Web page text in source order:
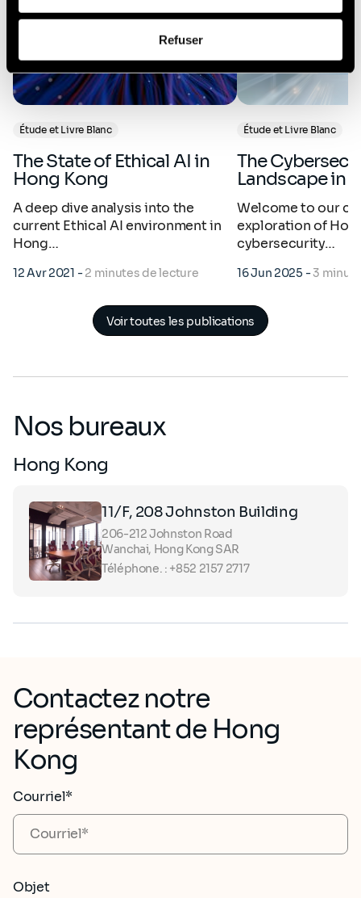
vous pouvez nous contacter et comment nous traitons
Politique de protection des données à caractère
personnel.
Refuser
Étude et Livre Blanc
The State of Ethical AI in
Hong Kong
A deep dive analysis into the
current Ethical AI environment in
Hong…
12 Avr 2021 -2 minutes de lecture
Étude et Livre Blanc
The Cybersecurity Talent
Landscape in
Welcome to our
exploration of
cybersecurity…
16 Jun 2025 -3
Voir toutes les publications
Nos bureaux
Hong Kong
11/F, 208 Johnston Building
206-212 Johnston Road
Wanchai, Hong Kong SAR
Téléphone. : +852 2157 2717
Contactez notre
représentant de Hong
Kong
Courriel*
Objet